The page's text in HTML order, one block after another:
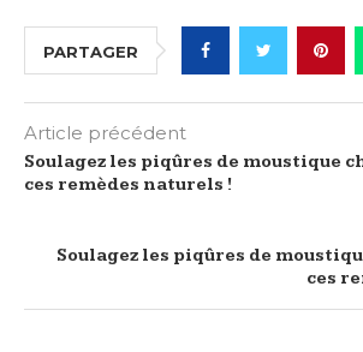
PARTAGER
Article précédent
Soulagez les piqûres de moustique
ces remèdes naturels !
Soulagez les piqûres de
ces